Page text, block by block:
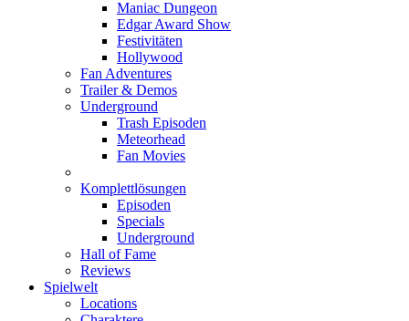
Maniac Dungeon
Edgar Award Show
Festivitäten
Hollywood
Fan Adventures
Trailer & Demos
Underground
Trash Episoden
Meteorhead
Fan Movies
Komplettlösungen
Episoden
Specials
Underground
Hall of Fame
Reviews
Spielwelt
Locations